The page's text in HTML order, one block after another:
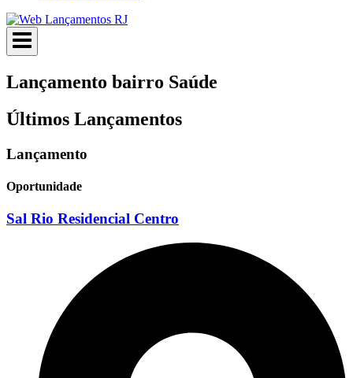
Lançamento bairro Saúde
Últimos Lançamentos
Lançamento
Oportunidade
Sal Rio Residencial Centro